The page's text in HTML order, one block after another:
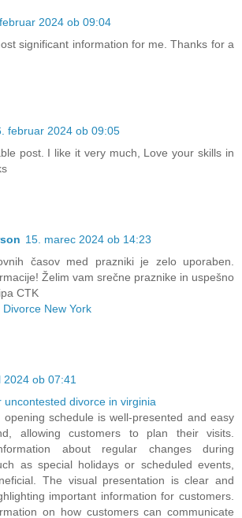
2024 ob 09:04
significant information for me. Thanks for a
februar 2024 ob 09:05
post. I like it very much, Love your skills in
15. marec 2024 ob 14:23
časov med prazniki je zelo uporaben.
Želim vam srečne praznike in uspešno
CTK
New York
2024 ob 07:41
uncontested divorce in virginia
opening schedule is well-presented and easy
allowing customers to plan their visits.
about regular changes during
as special holidays or scheduled events,
The visual presentation is clear and
important information for customers.
on how customers can communicate